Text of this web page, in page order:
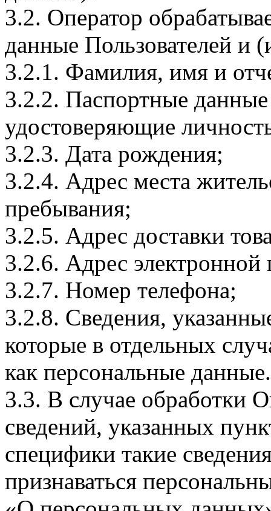
3.2. Оператор
данные Пользователей и
3.2.1. Фамилия, имя и
3.2.2. Паспортные
удостоверяющие
3.2.3. Дата рождения;
3.2.4. Адрес места
пребывания;
3.2.5. Адрес доставки
3.2.6. Адрес электронной
3.2.7. Номер телефона;
3.2.8. Сведения,
которые в отдельных
как персональные данные.
3.3. В случае обработки
сведений, указанных
специфики такие
признаваться